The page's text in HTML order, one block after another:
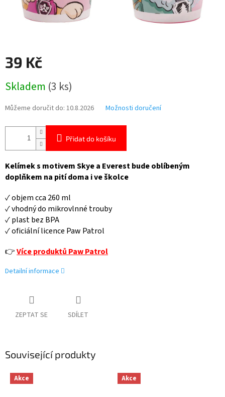
39 Kč
cena:
Skladem (3 ks)
Můžeme doručit do: 10.8.2026 Možnosti doručení
Přidat do košíku
Kelímek s motivem Skye a Everest bude oblíbeným
doplňkem na pití doma i ve školce
✓ objem cca 260 ml
✓ vhodný do mikrovlnné trouby
✓ plast bez BPA
✓ oficiální licence Paw Patrol
👉Více produktů Paw Patrol
Detailní informace
ZEPTAT SE SDÍLET
Související produkty
Akce Akce